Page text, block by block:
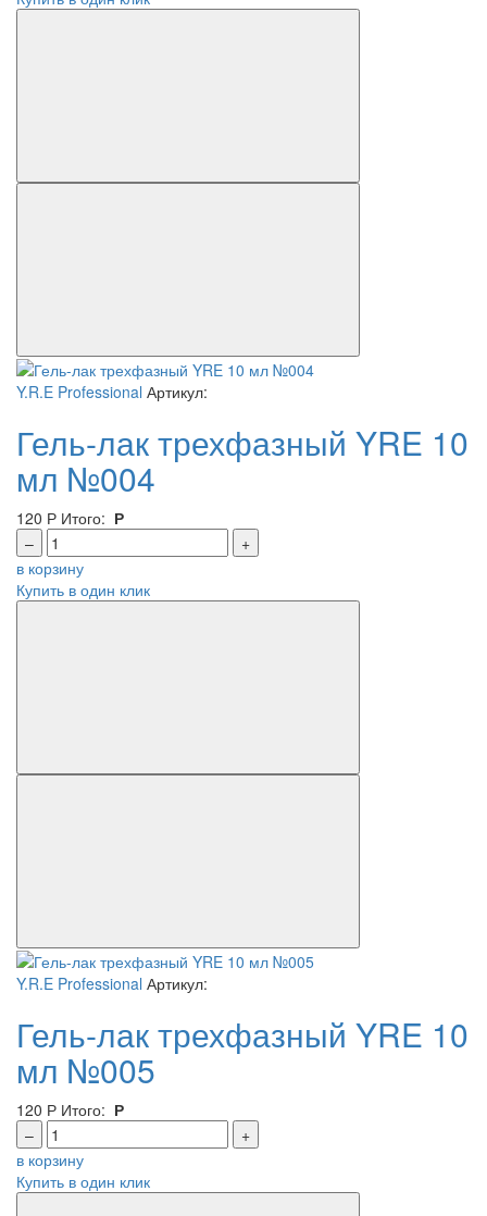
Y.R.E Professional Артикул:
Гель-лак трехфазный YRE 10
мл №004
120 Р Итого: Р
–
+
в корзину
Купить в один клик
Y.R.E Professional Артикул:
Гель-лак трехфазный YRE 10
мл №005
120 Р Итого: Р
–
+
в корзину
Купить в один клик